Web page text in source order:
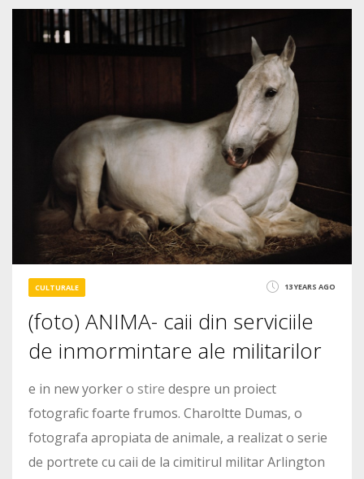
CULTURALE 13 YEARS AGO
(foto) ANIMA- caii din serviciile
de inmormintare ale militarilor
e in new yorkero stire despre un proiect
fotografic foarte frumos. Charoltte Dumas, o
fotografa apropiata de animale, a realizat o serie
de portrete cu caii de la cimitirul militar Arlington